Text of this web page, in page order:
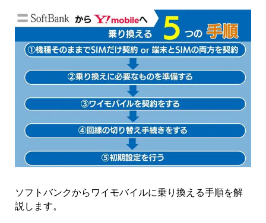
ソフトバンクからワイモバイルに乗り換える手順を解
説します。